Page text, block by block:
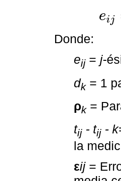
eij
eij=d1
Donde:
eij = j-
dk = 1
ρk =
tij - tij - k
la
εij =